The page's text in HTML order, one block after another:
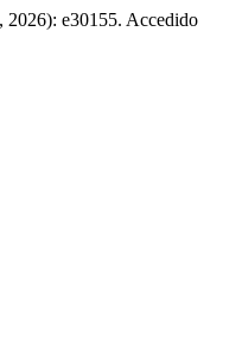
2026): e30155. Accedido